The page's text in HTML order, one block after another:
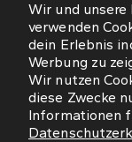
Wir und
verwenden
dein Erlebnis
Werbung zu
Wir nutzen
diese Zwecke
Informationen
NEWSLETTER